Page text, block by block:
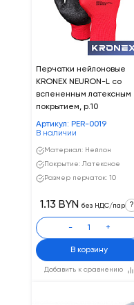
Перчатки нейлоновые
KRONEX NEURON-L со
вспененным латексным
покрытием, р.10
Артикул: PER-0019
В наличии
Материал: Нейлон
Покрытие: Латексное
Размер перчаток: 10
Добавить к сравнению
1.13 BYN без НДС/пар ?
- +
В корзину